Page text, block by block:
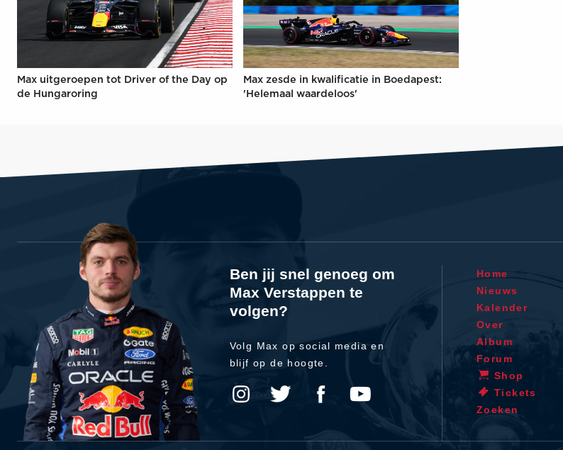
Max uitgeroepen tot Driver of the Day op
de Hungaroring
Max zesde in kwalificatie in Boedapest:
'Helemaal waardeloos'
Ben jij snel genoeg om
Max Verstappen te
volgen?
Volg Max op social media en
blijf op de hoogte.
Home
Nieuws
Kalender
Over
Album
Forum
Shop
Tickets
Zoeken